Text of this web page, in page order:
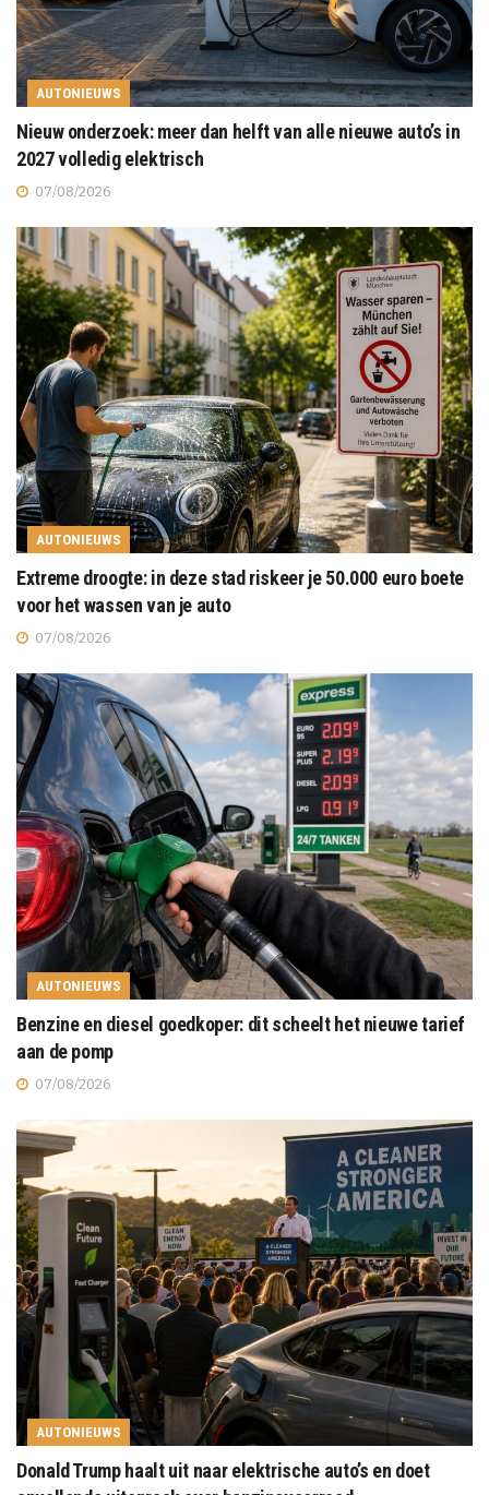
AUTONIEUWS
Nieuw onderzoek: meer dan helft van alle nieuwe auto’s in
2027 volledig elektrisch
07/08/2026
AUTONIEUWS
Extreme droogte: in deze stad riskeer je 50.000 euro boete
voor het wassen van je auto
07/08/2026
AUTONIEUWS
Benzine en diesel goedkoper: dit scheelt het nieuwe tarief
aan de pomp
07/08/2026
AUTONIEUWS
Donald Trump haalt uit naar elektrische auto’s en doet